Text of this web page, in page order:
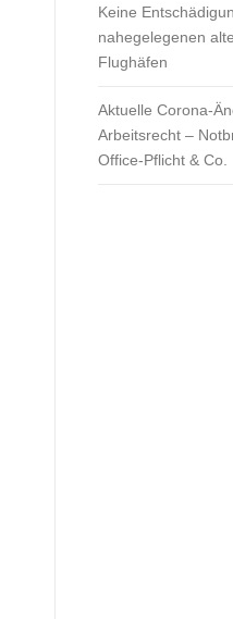
Keine
nahegelegenen
Flughäfen
Aktuelle Corona-
Arbeitsrecht –
Office-Pflicht & Co.